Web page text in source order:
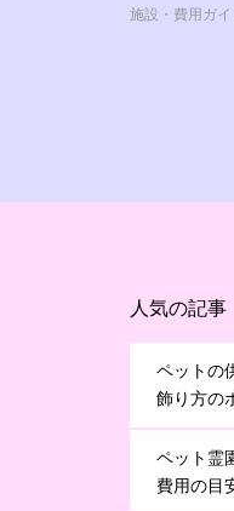
施設・費用ガイ
人気の記事
ペットの
飾り方の
ペット霊
費用の目